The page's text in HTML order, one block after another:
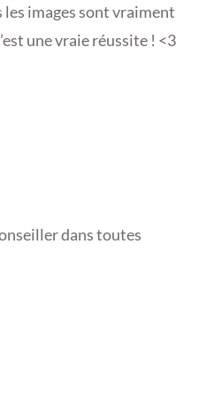
images sont vraiment
une vraie réussite ! <3
dans toutes